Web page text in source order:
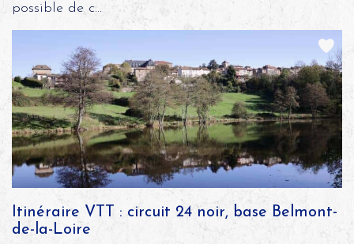
possible de c...
Itinéraire VTT : circuit 24 noir, base Belmont-
de-la-Loire